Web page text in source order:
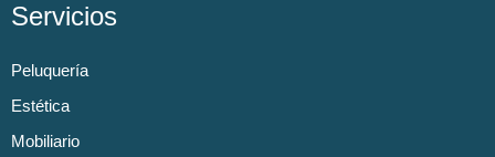
Servicios
Peluquería
Estética
Mobiliario